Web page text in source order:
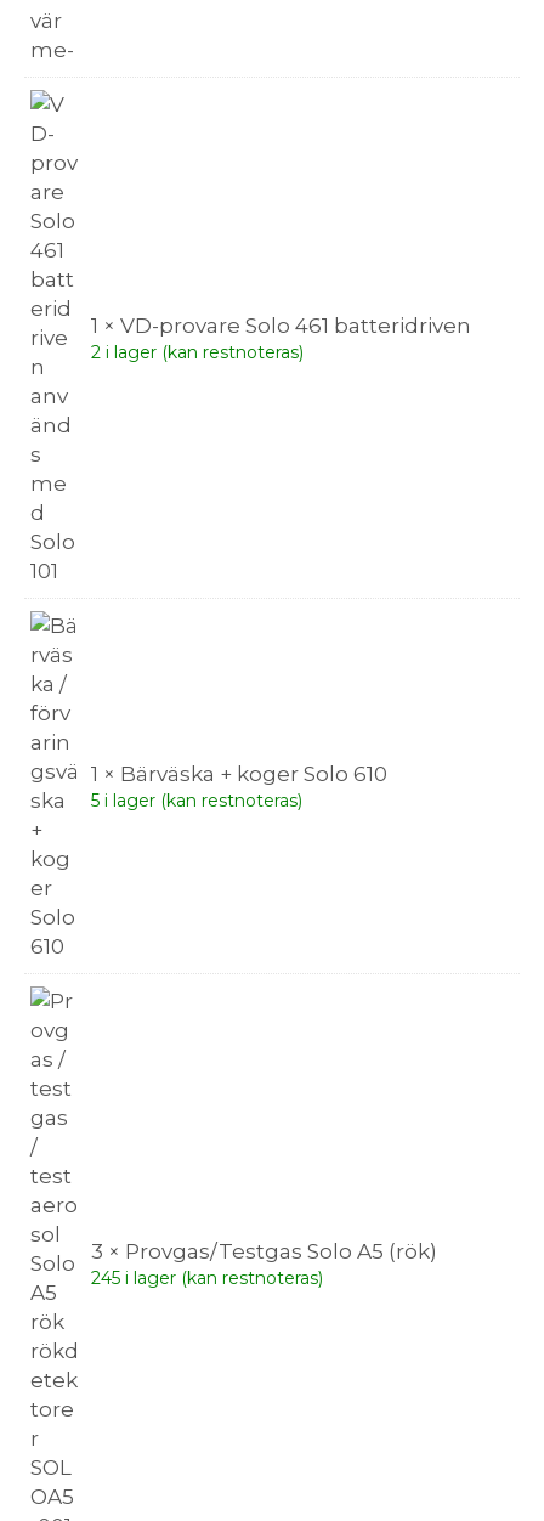
1 × VD-provare Solo 461 batteridriven
2 i lager (kan restnoteras)
1 × Bärväska + koger Solo 610
5 i lager (kan restnoteras)
3 × Provgas/Testgas Solo A5 (rök)
245 i lager (kan restnoteras)